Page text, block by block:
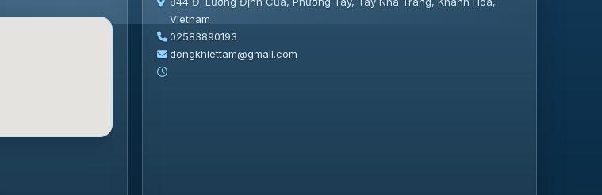
Vietnam
02583890193
dongkhiettam@gmail.com